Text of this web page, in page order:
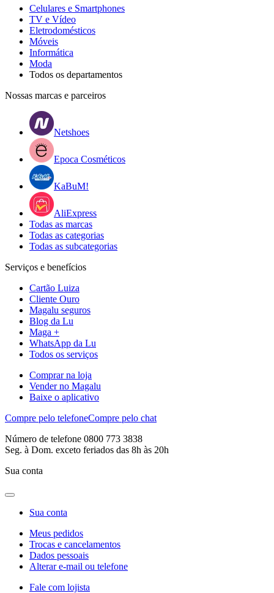
Celulares e Smartphones
TV e Vídeo
Eletrodomésticos
Móveis
Informática
Moda
Todos os departamentos
Nossas marcas e parceiros
Netshoes
Epoca Cosméticos
KaBuM!
AliExpress
Todas as marcas
Todas as categorias
Todas as subcategorias
Serviços e benefícios
Cartão Luiza
Cliente Ouro
Magalu seguros
Blog da Lu
Maga +
WhatsApp da Lu
Todos os serviços
Comprar na loja
Vender no Magalu
Baixe o aplicativo
Compre pelo telefoneCompre pelo chat
Número de telefone 0800 773 3838
Seg. à Dom. exceto feriados das 8h às 20h
Sua conta
Sua conta
Meus pedidos
Trocas e cancelamentos
Dados pessoais
Alterar e-mail ou telefone
Fale com lojista